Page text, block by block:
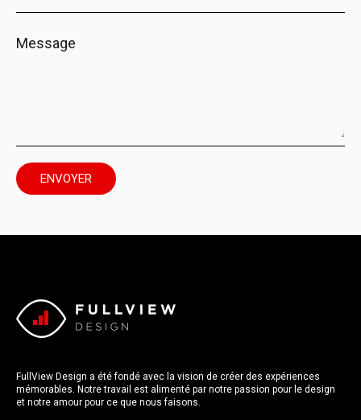
FullView Design a été fondé avec la vision de créer des expériences
mémorables. Notre travail est alimenté par notre passion pour le design
et notre amour pour ce que nous faisons.